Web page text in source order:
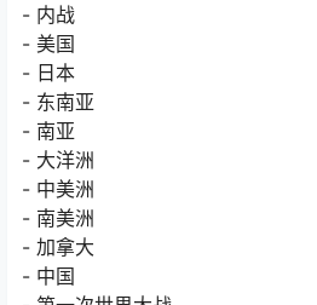
- 内战
- 美国
- 日本
- 东南亚
- 南亚
- 大洋洲
- 中美洲
- 南美洲
- 加拿大
- 中国